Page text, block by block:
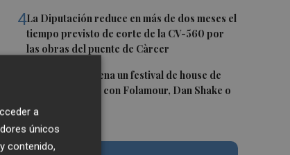
4La Diputación reduce en más de dos meses el
tiempo previsto de corte de la CV-560 por
las obras del puente de Càrcer
Roig Arena estrena un festival de house de
más de 10 horas con Folamour, Dan Shake o
a
únicos
contenido,